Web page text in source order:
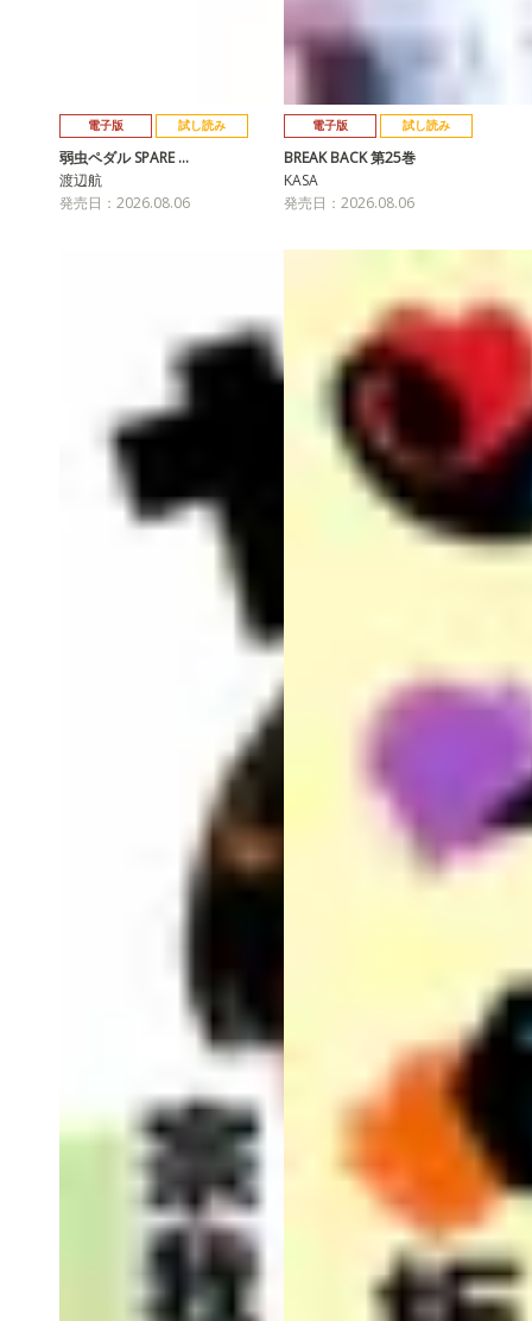
電子版 試し読み
弱虫ペダル SPARE …
渡辺航
発売日：2026.08.06
電子版 試し読み
BREAK BACK 第25巻
KASA
発売日：2026.08.06